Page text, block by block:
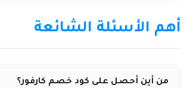
أهم الأسئلة الشائعة
من أين أحصل على كود خصم كارفور؟